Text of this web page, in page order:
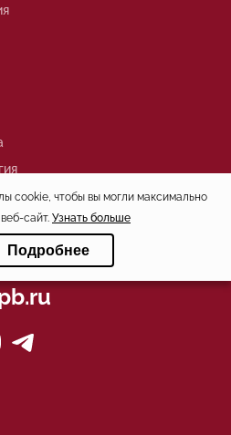
cookie, чтобы вы могли максимально
сайт. Узнать больше
Подробнее